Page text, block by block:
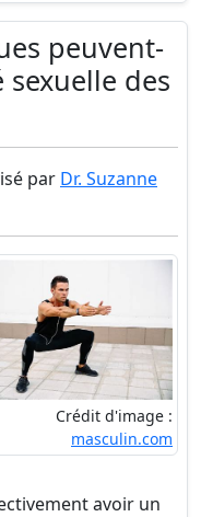
peuvent-
des
par Dr. Suzanne
Crédit d'image :
masculin.com
avoir un